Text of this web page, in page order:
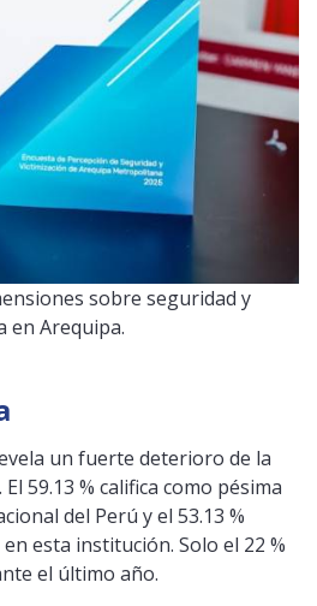
sobre seguridad y
en Arequipa.
un fuerte deterioro de la
59.13 % califica como pésima
del Perú y el 53.13 %
esta institución. Solo el 22 %
el último año.